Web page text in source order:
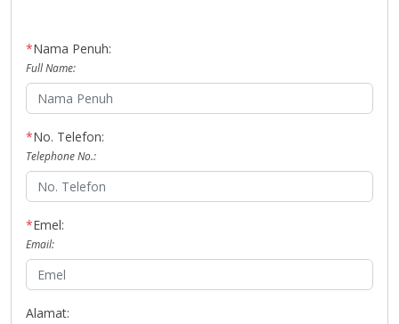
*Nama Penuh:
Full Name:
*No. Telefon:
Telephone No.:
*Emel:
Email:
Alamat: